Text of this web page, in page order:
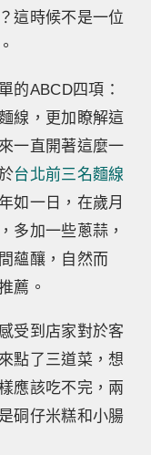
這時候不是一位
的ABCD四項：
線，更加瞭解這
一直開著這麼一
台北前三名麵線
如一日，在歲月
多加一些蔥蒜，
蘊釀，自然而
薦。
受到店家對於客
點了三道菜，想
應該吃不完，兩
硐仔米糕和小腸